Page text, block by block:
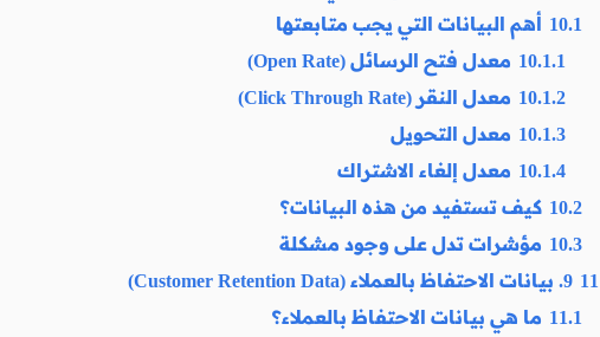
10.1
أهم البيانات التي يجب متابعتها
10.1.1 معدل فتح الرسائل (Open Rate)
10.1.2 معدل النقر (Click Through Rate)
10.1.3 معدل التحويل
10.1.4 معدل إلغاء الاشتراك
10.2 كيف تستفيد من هذه البيانات؟
10.3 مؤشرات تدل على وجود مشكلة
11 9. بيانات الاحتفاظ بالعملاء (Customer Retention Data)
11.1 ما هي بيانات الاحتفاظ بالعملاء؟